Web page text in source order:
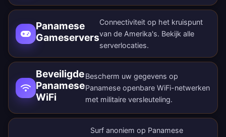
Panamese
Gameservers
Connectiviteit op het kruispunt
van de Amerika's. Bekijk alle
serverlocaties.
Beveiligde
Panamese
WiFi
Bescherm uw gegevens op
Panamese openbare WiFi-netwerken
met militaire versleuteling.
Surf anoniem op Panamese